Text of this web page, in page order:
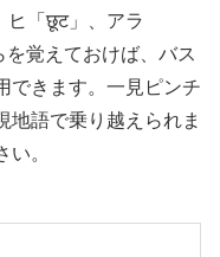
ヒ「छूट」、アラ
できます。一見ピンチ
地語で乗り越えられま
。